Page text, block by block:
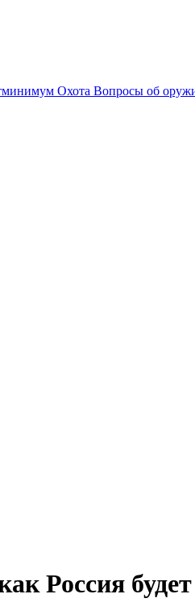
Охота Вопросы об
Россия